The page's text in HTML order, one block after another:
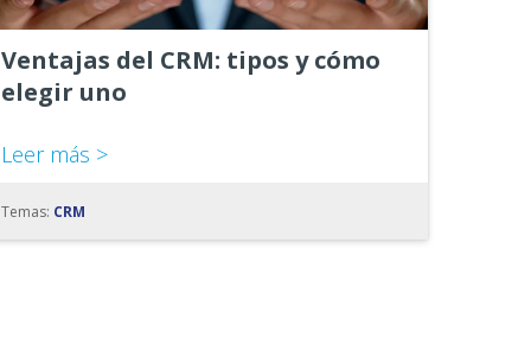
Ventajas del CRM: tipos y cómo
elegir uno
Leer más >
Temas: CRM